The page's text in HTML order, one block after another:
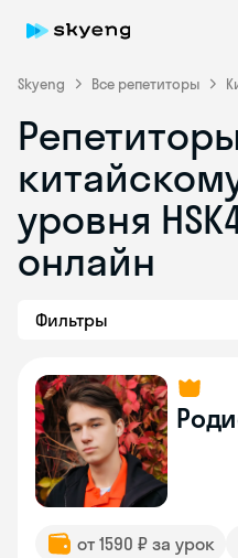
Skyeng Все репетиторы
уровня
онлайн
Фильтры
от 1590 ₽ за урок
Skyeng Chat